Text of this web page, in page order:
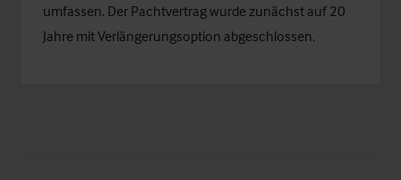
umfassen. Der Pachtvertrag wurde zunächst auf 20
Jahre mit Verlängerungsoption abgeschlossen.